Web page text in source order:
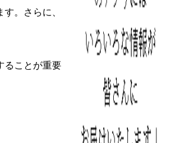
。さらに、NATOや
ことが重要です。